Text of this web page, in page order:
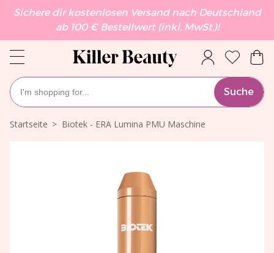
Sichere dir kostenlosen Versand nach Deutschland
ab 100 € Bestellwert (inkl. MwSt.)!
Suche
Startseite Biotek - ERA Lumina PMU Maschine